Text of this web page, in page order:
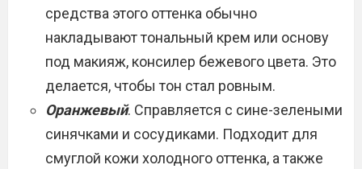
средства этого оттенка обычно
накладывают тональный крем или основу
под макияж, консилер бежевого цвета. Это
делается, чтобы тон стал ровным.
Оранжевый. Справляется с сине-зелеными
синячками и сосудиками. Подходит для
смуглой кожи холодного оттенка, а также